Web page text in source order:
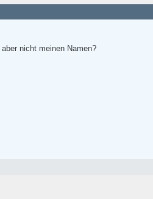
nicht meinen Namen?